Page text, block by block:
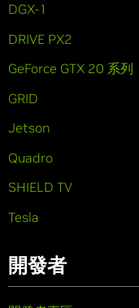
DGX-1
DRIVE PX2
GeForce GTX 20 系列
GRID
Jetson
Quadro
SHIELD TV
Tesla
開發者